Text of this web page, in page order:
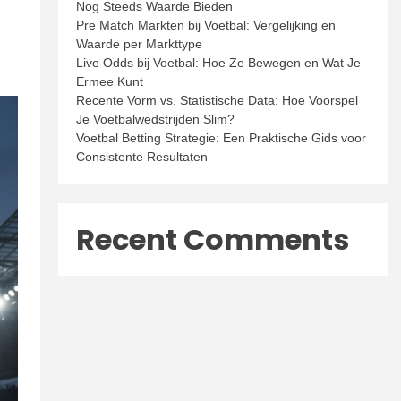
Nog Steeds Waarde Bieden
Pre Match Markten bij Voetbal: Vergelijking en
Waarde per Markttype
Live Odds bij Voetbal: Hoe Ze Bewegen en Wat Je
Ermee Kunt
Recente Vorm vs. Statistische Data: Hoe Voorspel
Je Voetbalwedstrijden Slim?
Voetbal Betting Strategie: Een Praktische Gids voor
Consistente Resultaten
Recent Comments